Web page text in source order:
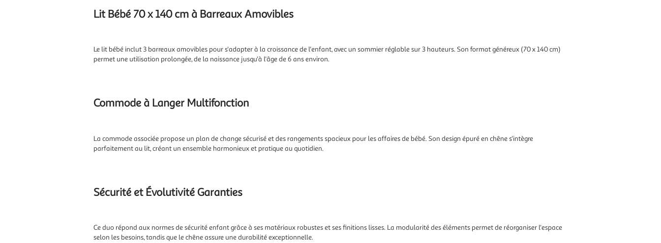
Lit Bébé 70 x 140 cm à Barreaux Amovibles
Le lit bébé inclut 3 barreaux amovibles pour s'adapter à la croissance de l'enfant, avec un sommier réglable sur 3 hauteurs. Son format généreux (70 x 140 cm)
permet une utilisation prolongée, de la naissance jusqu'à l'âge de 6 ans environ.
Commode à Langer Multifonction
La commode associée propose un plan de change sécurisé et des rangements spacieux pour les affaires de bébé. Son design épuré en chêne s'intègre
parfaitement au lit, créant un ensemble harmonieux et pratique au quotidien.
Sécurité et Évolutivité Garanties
Ce duo répond aux normes de sécurité enfant grâce à ses matériaux robustes et ses finitions lisses. La modularité des éléments permet de réorganiser l'espace
selon les besoins, tandis que le chêne assure une durabilité exceptionnelle.